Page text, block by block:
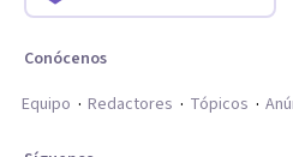
Conócenos
Equipo
Redactores Tópicos